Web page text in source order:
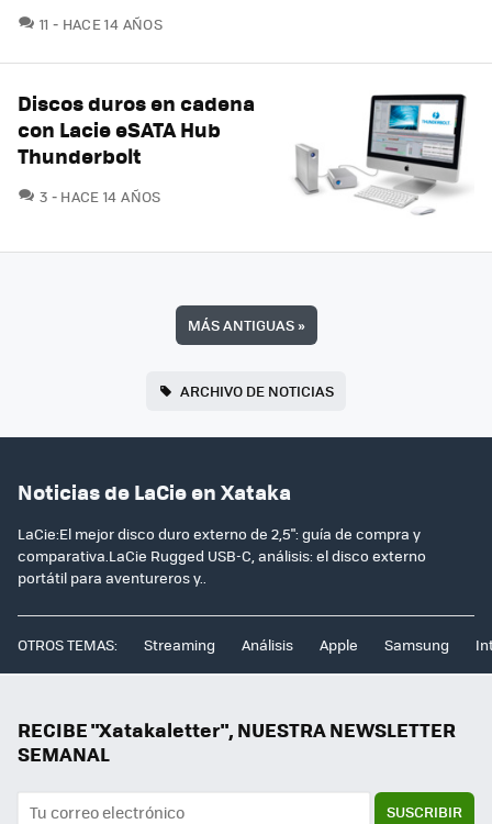
11 COMENTARIOS
HACE 14 AÑOS
Discos duros en cadena
con Lacie eSATA Hub
Thunderbolt
3 COMENTARIOS
HACE 14 AÑOS
MÁS ANTIGUAS»
ARCHIVO DE NOTICIAS
Noticias de LaCie en Xataka
LaCie:El mejor disco duro externo de 2,5": guía de compra y
comparativa.LaCie Rugged USB-C, análisis: el disco externo
portátil para aventureros y..
OTROS TEMAS: Streaming Análisis Apple Samsung
RECIBE "Xatakaletter", NUESTRA NEWSLETTER
SEMANAL
SUSCRIBIR